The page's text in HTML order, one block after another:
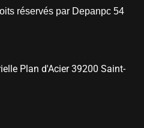
réservés par Depanpc 54
Plan d'Acier 39200 Saint-